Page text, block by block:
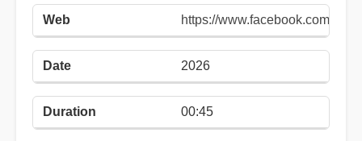
https://www.facebook.com/
2026
00:45